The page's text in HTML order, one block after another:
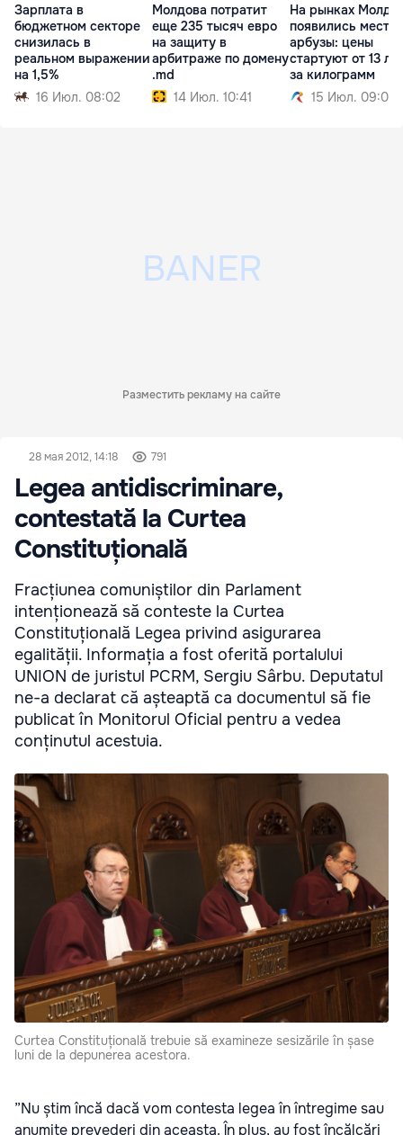
Зарплата в
бюджетном секторе
снизилась в
реальном выражении
на 1,5%
16 Июл. 08:02
Молдова потратит
еще 235 тысяч евро
на защиту в
арбитраже по домену
.md
14 Июл. 10:41
На рынках
появились
арбузы: цены
стартуют от 13
за килограмм
15 Июл. 09:01
Разместить рекламу на сайте
28 мая 2012, 14:18 791
Legea antidiscriminare,
contestată la Curtea
Constituțională
Fracțiunea comuniștilor din Parlament
intenționează să conteste la Curtea
Constituțională Legea privind asigurarea
egalității. Informația a fost oferită portalului
UNION de juristul PCRM, Sergiu Sârbu. Deputatul
ne-a declarat că așteaptă ca documentul să fie
publicat în Monitorul Oficial pentru a vedea
conținutul acestuia.
Curtea Constituțională trebuie să examineze sesizările în șase
luni de la depunerea acestora.
”Nu știm încă dacă vom contesta legea în întregime sau
anumite prevederi din aceasta. În plus, au fost încălcări